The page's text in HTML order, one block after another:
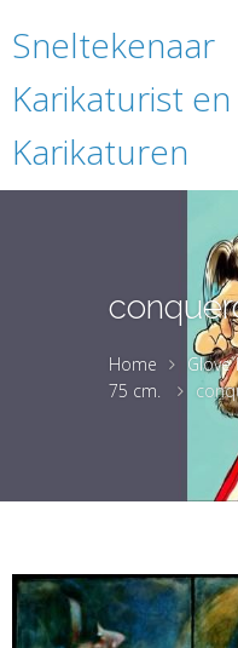
Sneltekenaar
Karikaturist en
Karikaturen
Home
Glove
75 cm.